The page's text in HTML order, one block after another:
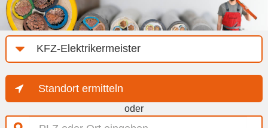
Job-
Kategorie
Standort ermitteln
oder
PLZ